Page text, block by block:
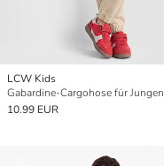
LCW Kids
Gabardine-Cargohose für Jungen
10.99 EUR